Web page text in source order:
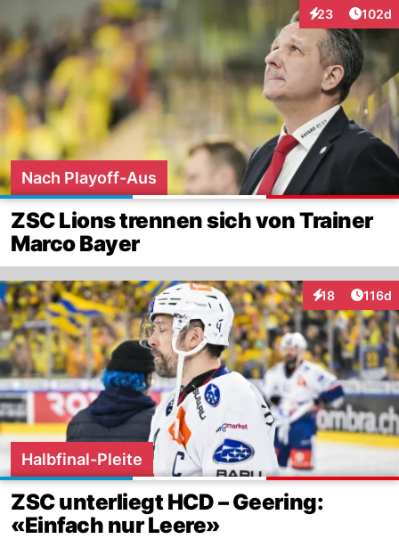
23
Interaktionen
102d
Nach Playoff-Aus
ZSC Lions trennen sich von Trainer
Marco Bayer
18
Interaktionen
116d
Halbfinal-Pleite
ZSC unterliegt HCD – Geering:
«Einfach nur Leere»